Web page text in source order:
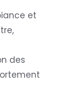
et
des